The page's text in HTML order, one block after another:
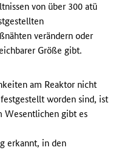
von über 300 atü
verändern oder
Größe gibt.
am Reaktor nicht
worden sind, ist
Wesentlichen gibt es
erkannt, in den